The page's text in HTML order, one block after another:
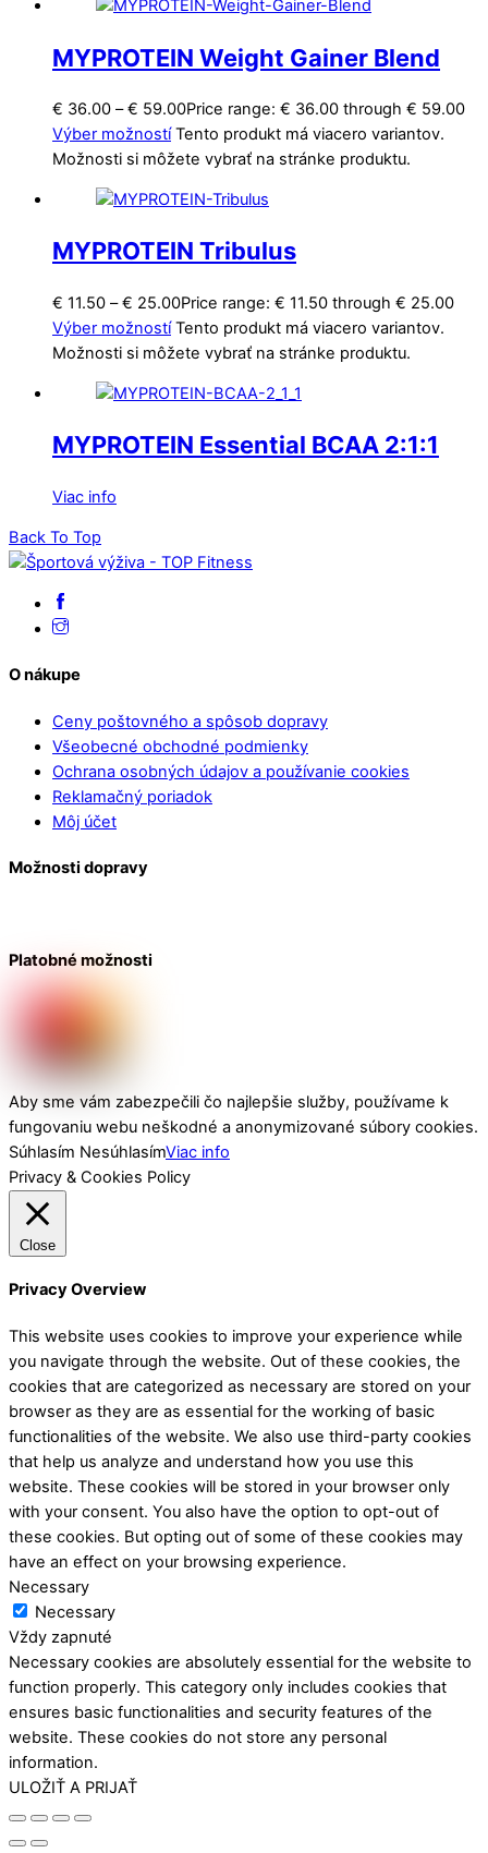
MYPROTEIN Weight Gainer Blend
€ 36.00 – € 59.00Price range: € 36.00 through € 59.00
Výber možností Tento produkt má viacero variantov.
Možnosti si môžete vybrať na stránke produktu.
MYPROTEIN Tribulus
€ 11.50 – € 25.00Price range: € 11.50 through € 25.00
Výber možností Tento produkt má viacero variantov.
Možnosti si môžete vybrať na stránke produktu.
MYPROTEIN Essential BCAA 2:1:1
Viac info
Back To Top
O nákupe
Ceny poštovného a spôsob dopravy
Všeobecné obchodné podmienky
Ochrana osobných údajov a používanie cookies
Reklamačný poriadok
Môj účet
Možnosti dopravy
Platobné možnosti
Aby sme vám zabezpečili čo najlepšie služby, používame k
fungovaniu webu neškodné a anonymizované súbory cookies.
Súhlasím NesúhlasímViac info
Privacy & Cookies Policy
Close
Privacy Overview
This website uses cookies to improve your experience while
you navigate through the website. Out of these cookies, the
cookies that are categorized as necessary are stored on your
browser as they are as essential for the working of basic
functionalities of the website. We also use third-party cookies
that help us analyze and understand how you use this
website. These cookies will be stored in your browser only
with your consent. You also have the option to opt-out of
these cookies. But opting out of some of these cookies may
have an effect on your browsing experience.
Necessary
Necessary
Vždy zapnuté
Necessary cookies are absolutely essential for the website to
function properly. This category only includes cookies that
ensures basic functionalities and security features of the
website. These cookies do not store any personal
information.
ULOŽIŤ A PRIJAŤ